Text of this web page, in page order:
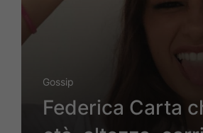
Gossip
Federica Carta